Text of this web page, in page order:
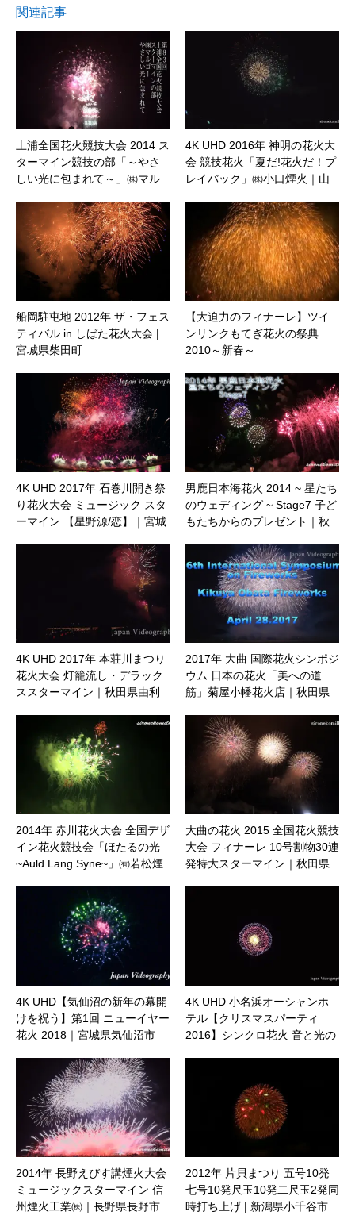
関連記事
土浦全国花火競技大会 2014 ス
ターマイン競技の部「～やさ
しい光に包まれて～」㈱マル
4K UHD 2016年 神明の花火大
会 競技花火「夏だ!花火だ！プ
レイバック」㈱小口煙火｜山
船岡駐屯地 2012年 ザ・フェス
ティバル in しばた花火大会 |
宮城県柴田町
【大迫力のフィナーレ】ツイ
ンリンクもてぎ花火の祭典
2010～新春～
4K UHD 2017年 石巻川開き祭
り花火大会 ミュージック スタ
ーマイン 【星野源/恋】｜宮城
男鹿日本海花火 2014 ~ 星たち
のウェディング ~ Stage7 子ど
もたちからのプレゼント｜秋
4K UHD 2017年 本荘川まつり
花火大会 灯籠流し・デラック
ススターマイン｜秋田県由利
2017年 大曲 国際花火シンポジ
ウム 日本の花火「美への道
筋」菊屋小幡花火店｜秋田県
2014年 赤川花火大会 全国デザ
イン花火競技会「ほたるの光
~Auld Lang Syne~」㈲若松煙
大曲の花火 2015 全国花火競技
大会 フィナーレ 10号割物30連
発特大スターマイン｜秋田県
4K UHD【気仙沼の新年の幕開
けを祝う】第1回 ニューイヤー
花火 2018｜宮城県気仙沼市
4K UHD 小名浜オーシャンホ
テル【クリスマスパーティ
2016】シンクロ花火 音と光の
2014年 長野えびす講煙火大会
ミュージックスターマイン 信
州煙火工業㈱｜長野県長野市
2012年 片貝まつり 五号10発
七号10発尺玉10発二尺玉2発同
時打ち上げ | 新潟県小千谷市